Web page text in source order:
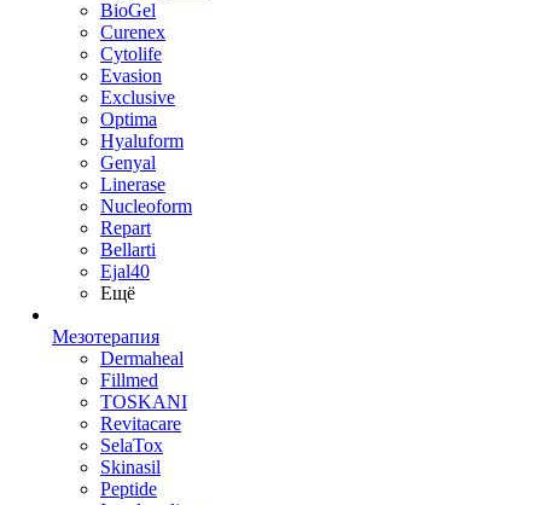
BioGel
Curenex
Cytolife
Evasion
Exclusive
Optima
Hyaluform
Genyal
Linerase
Nucleoform
Repart
Bellarti
Ejal40
Ещё
Мезотерапия
Dermaheal
Fillmed
TOSKANI
Revitacare
SelaTox
Skinasil
Peptide